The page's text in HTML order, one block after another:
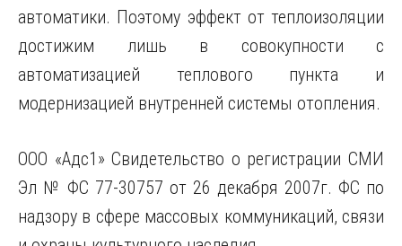
автоматики. Поэтому эффект от теплоизоляции
достижим лишь в совокупности с
автоматизацией теплового пункта и
модернизацией внутренней системы отопления.
ООО «Адс1» Свидетельство о регистрации СМИ
Эл № ФС 77-30757 от 26 декабря 2007г. ФС по
надзору в сфере массовых коммуникаций, связи